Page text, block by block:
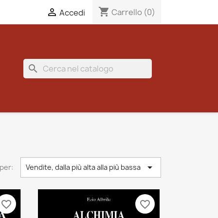
 Accedi shopping_cart Carrello (0)
search
Vendite, dalla più alta alla più bassa 
favorite_border favorite_border